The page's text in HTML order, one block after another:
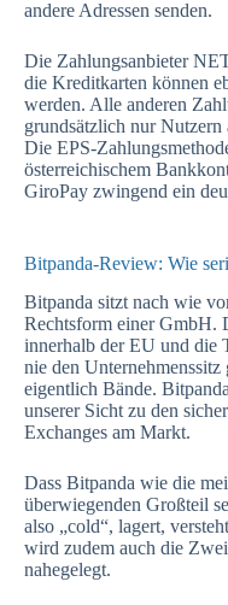
andere Adressen senden.
Die Zahlungsanbieter
die Kreditkarten können
werden. Alle anderen
grundsätzlich nur
Die EPS-
österreichischem
GiroPay zwingend ein
Bitpanda-Review: Wie
Bitpanda sitzt nach wie
Rechtsform einer GmbH.
innerhalb der EU und die
nie den Unternehmenssitz
eigentlich Bände.
unserer Sicht zu den
Exchanges am Markt.
Dass Bitpanda wie die
überwiegenden Großteil
also „cold“, lagert,
wird zudem auch die
nahegelegt.